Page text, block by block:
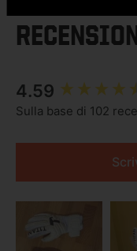
4.59
Sulla base di 102
New content loaded